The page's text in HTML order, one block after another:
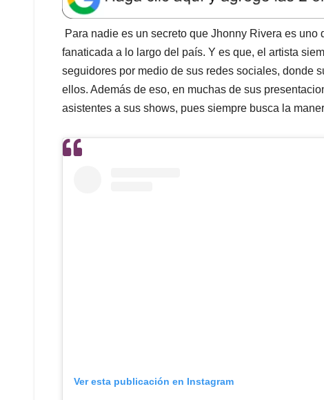
s
A
p
p
b
o
o
k
e
d
I
n
l
a
d
s
Para nadie es un secreto que Jhonny Rivera es uno
fanaticada a lo largo del país. Y es que, el artista
seguidores por medio de sus redes sociales, donde
ellos. Además de eso, en muchas de sus
asistentes a sus shows, pues siempre busca la
Ver esta publicación en Instagram